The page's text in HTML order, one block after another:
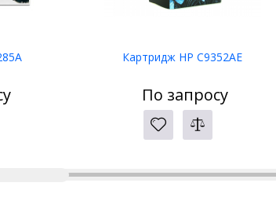
Картридж HP C9352AE
По запросу